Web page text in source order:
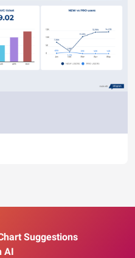
Suggestions
AI